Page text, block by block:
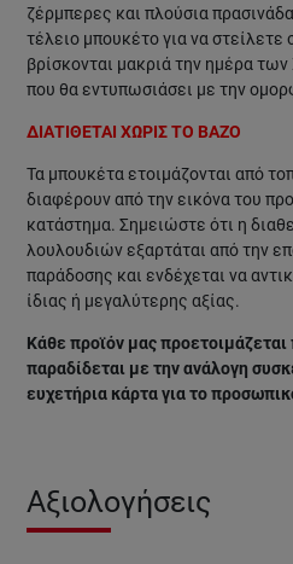
ζέρμπερες και πλούσια
τέλειο μπουκέτο για να
βρίσκονται μακριά την ημέρα
που θα εντυπωσιάσει με την
ΔΙΑΤΙΘΕΤΑΙ ΧΩΡΙΣ ΤΟ ΒΑΖΟ
Τα μπουκέτα ετοιμάζονται από
διαφέρουν από την εικόνα του
κατάστημα. Σημειώστε ότι η
λουλουδιών εξαρτάται από την
παράδοσης και ενδέχεται να
ίδιας ή μεγαλύτερης αξίας.
Κάθε προϊόν μας προετοιμάζεται
παραδίδεται με την ανάλογη
ευχετήρια κάρτα για το
Αξιολογήσεις